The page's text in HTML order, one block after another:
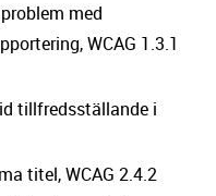
med
WCAG 1.3.1
tillfredsställande i
titel, WCAG 2.4.2